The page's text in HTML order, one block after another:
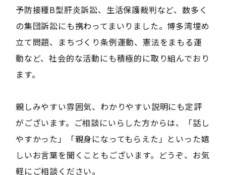
予防接種B型肝炎訴訟、生活保護裁判など、数多く
の集団訴訟にも携わってまいりました。博多湾埋め
立て問題、まちづくり条例運動、憲法をまもる運
動など、社会的な活動にも積極的に取り組んでおり
ます。
親しみやすい雰囲気、わかりやすい説明にも定評
がございます。ご相談にいらした方からは、「話し
やすかった」「親身になってもらえた」といった嬉
しいお言葉を聞くこともございます。どうぞ、お気
軽にご相談ください。